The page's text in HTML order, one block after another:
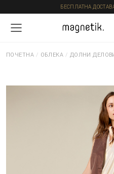
БЕСПЛАТНА
ПОЧЕТНА / ОБЛЕКА / ДОЛНИ